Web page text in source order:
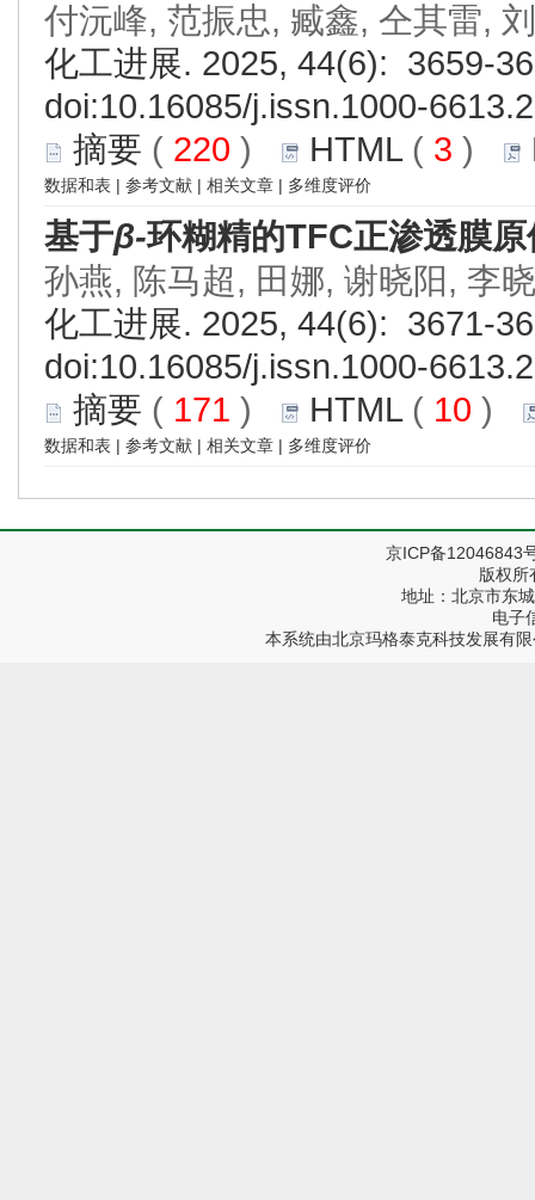
付沅峰, 范振忠, 臧鑫, 仝其雷,
化工进展. 2025, 44(6): 3659-
doi:10.16085/j.issn.1000-
摘要 ( 220 ) HTML( 3 )
数据和表 | 参考文献 | 相关文章 | 多维度评价
基于β-环糊精的TFC正渗透膜
孙燕, 陈马超, 田娜, 谢晓阳, 李
化工进展. 2025, 44(6): 3671-
doi:10.16085/j.issn.1000-
摘要 ( 171 ) HTML( 10 )
数据和表 | 参考文献 | 相关文章 | 多维度评价
京ICP备12046843
版权所
地址：北京市东
电子
本系统由北京玛格泰克科技发展有